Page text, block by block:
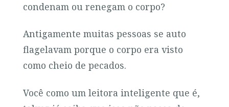
condenam ou renegam o corpo?
Antigamente muitas pessoas se auto
flagelavam porque o corpo era visto
como cheio de pecados.
Você como um leitora inteligente que é,